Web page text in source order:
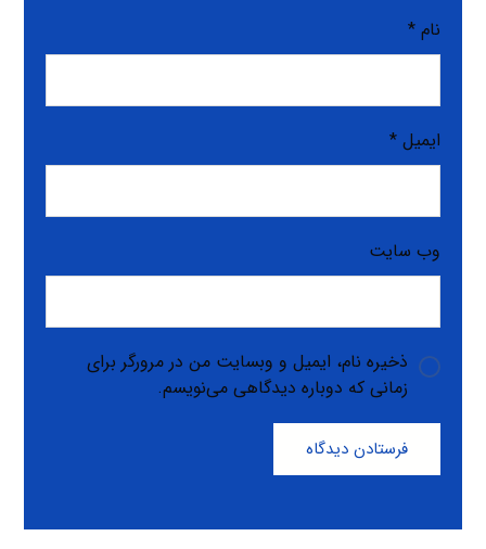
نام*
ایمیل*
وب‌ سایت
ذخیره نام، ایمیل و وبسایت من در مرورگر برای
زمانی که دوباره دیدگاهی می‌نویسم.
فرستادن دیدگاه